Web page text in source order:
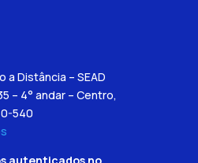
a Distância – SEAD
– 4° andar – Centro,
540
autenticados no